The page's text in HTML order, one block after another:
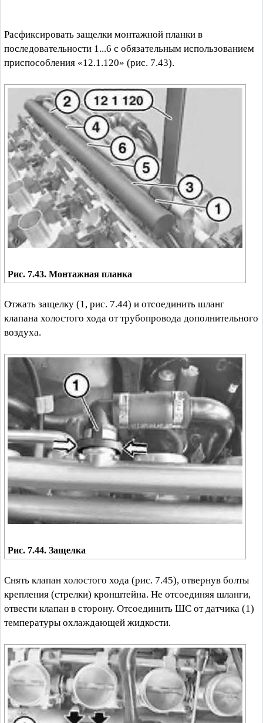
Расфиксировать защелки монтажной планки в
последовательности 1...6 с обязательным использованием
приспособления «12.1.120» (рис. 7.43).
Рис. 7.43. Монтажная планка
Отжать защелку (1, рис. 7.44) и отсоединить шланг
клапана холостого хода от трубопровода дополнительного
воздуха.
Рис. 7.44. Защелка
Снять клапан холостого хода (рис. 7.45), отвернув болты
крепления (стрелки) кронштейна. Не отсоединяя шланги,
отвести клапан в сторону. Отсоединить ШС от датчика (1)
температуры охлаждающей жидкости.